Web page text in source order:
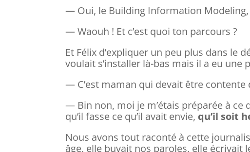
— Oui, le Building Information
— Waouh ! Et c’est quoi ton parcours ?
Et Félix d’expliquer un peu plus dans le
voulait s’installer là-bas mais il a eu
— C’est maman qui devait être contente
— Bin non, moi je m’étais préparée à ce
qu’il fasse ce qu’il avait envie, qu’il soit
Nous avons tout raconté à cette
âge, elle buvait nos paroles, elle écrivait